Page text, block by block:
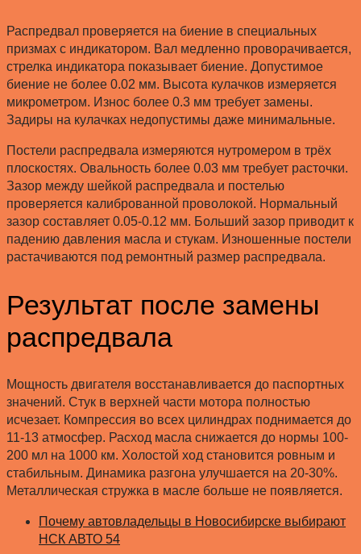
Распредвал проверяется на биение в специальных
призмах с индикатором. Вал медленно проворачивается,
стрелка индикатора показывает биение. Допустимое
биение не более 0.02 мм. Высота кулачков измеряется
микрометром. Износ более 0.3 мм требует замены.
Задиры на кулачках недопустимы даже минимальные.
Постели распредвала измеряются нутромером в трёх
плоскостях. Овальность более 0.03 мм требует расточки.
Зазор между шейкой распредвала и постелью
проверяется калиброванной проволокой. Нормальный
зазор составляет 0.05-0.12 мм. Больший зазор приводит к
падению давления масла и стукам. Изношенные постели
растачиваются под ремонтный размер распредвала.
Результат после замены
распредвала
Мощность двигателя восстанавливается до паспортных
значений. Стук в верхней части мотора полностью
исчезает. Компрессия во всех цилиндрах поднимается до
11-13 атмосфер. Расход масла снижается до нормы 100-
200 мл на 1000 км. Холостой ход становится ровным и
стабильным. Динамика разгона улучшается на 20-30%.
Металлическая стружка в масле больше не появляется.
Почему автовладельцы в Новосибирске выбирают
НСК АВТО 54